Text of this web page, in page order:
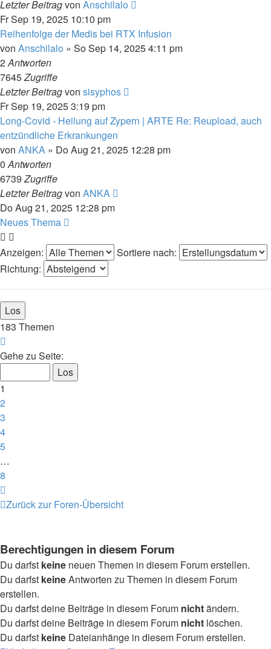
Letzter Beitragvon Anschilalo
Fr Sep 19, 2025 10:10 pm
Reihenfolge der Medis bei RTX Infusion
von Anschilalo » So Sep 14, 2025 4:11 pm
2Antworten
7645Zugriffe
Letzter Beitragvon sisyphos
Fr Sep 19, 2025 3:19 pm
Long-Covid - Heilung auf Zypern | ARTE Re: Reupload, auch
entzündliche Erkrankungen
von ANKA » Do Aug 21, 2025 12:28 pm
0Antworten
6739Zugriffe
Letzter Beitragvon ANKA
Do Aug 21, 2025 12:28 pm
Neues Thema
Anzeigen:
Sortiere nach:
Richtung:
183 Themen
1
8
Gehe zu Seite:
1
2
3
4
5
…
8
Zurück zur Foren-Übersicht
Berechtigungen in diesem Forum
Du darfst keine neuen Themen in diesem Forum erstellen.
Du darfst keineAntworten zu Themen in diesem Forum
erstellen.
Du darfst deine Beiträge in diesem Forum nichtändern.
Du darfst deine Beiträge in diesem Forum nicht löschen.
Du darfst keine Dateianhänge in diesem Forum erstellen.